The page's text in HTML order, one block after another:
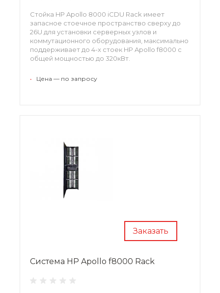
Стойка HP Apollo 8000 iCDU Rack имеет
запасное стоечное пространство сверху до
26U для установки серверных узлов и
коммутационного оборудования, максимально
поддерживает до 4-x стоек HP Apollo f8000 с
общей мощностью до 320кВт.
• Цена — по запросу
Заказать
Система HP Apollo f8000 Rack